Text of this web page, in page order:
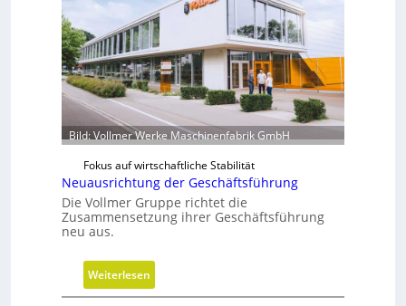
u
m
w
i
r
m
o
b
i
l
Bild: Vollmer Werke Maschinenfabrik GmbH
Fokus auf wirtschaftliche Stabilität
Neuausrichtung der Geschäftsführung
Die Vollmer Gruppe richtet die
Zusammensetzung ihrer Geschäftsführung
neu aus.
Weiterlesen
N